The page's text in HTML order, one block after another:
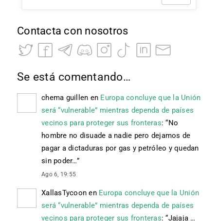
Contacta con nosotros
Se está comentando…
chema guillen en Europa concluye que la Unión
será “vulnerable” mientras dependa de países
vecinos para proteger sus fronteras: “No
hombre no disuade a nadie pero dejamos de
pagar a dictaduras por gas y petróleo y quedan
sin poder…”
Ago 6, 19:55
XallasTycoon en Europa concluye que la Unión
será “vulnerable” mientras dependa de países
vecinos para proteger sus fronteras: “Jajaja …